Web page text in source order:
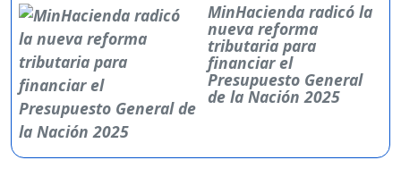
MinHacienda radicó la
nueva reforma
tributaria para
financiar el
Presupuesto General
de la Nación 2025